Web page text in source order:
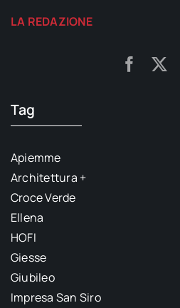
LA REDAZIONE
Tag
Apiemme
Architettura +
Croce Verde
Ellena
HOFI
Giesse
Giubileo
Impresa San Siro